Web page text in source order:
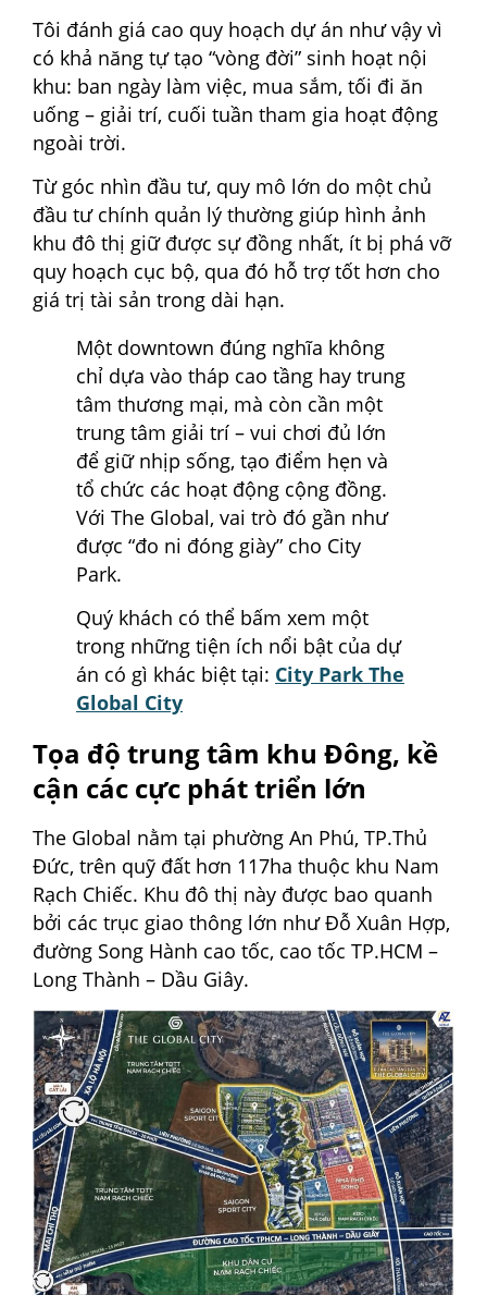
Tôi đánh giá cao quy hoạch dự án như vậy vì
có khả năng tự tạo “vòng đời” sinh hoạt nội
khu: ban ngày làm việc, mua sắm, tối đi ăn
uống – giải trí, cuối tuần tham gia hoạt động
ngoài trời.
Từ góc nhìn đầu tư, quy mô lớn do một chủ
đầu tư chính quản lý thường giúp hình ảnh
khu đô thị giữ được sự đồng nhất, ít bị phá vỡ
quy hoạch cục bộ, qua đó hỗ trợ tốt hơn cho
giá trị tài sản trong dài hạn.
Một downtown đúng nghĩa không
chỉ dựa vào tháp cao tầng hay trung
tâm thương mại, mà còn cần một
trung tâm giải trí – vui chơi đủ lớn
để giữ nhịp sống, tạo điểm hẹn và
tổ chức các hoạt động cộng đồng.
Với The Global, vai trò đó gần như
được “đo ni đóng giày” cho City
Park.
Quý khách có thể bấm xem một
trong những tiện ích nổi bật của dự
án có gì khác biệt tại: City Park The
Global City
Tọa độ trung tâm khu Đông, kề
cận các cực phát triển lớn
The Global nằm tại phường An Phú, TP.Thủ
Đức, trên quỹ đất hơn 117ha thuộc khu Nam
Rạch Chiếc. Khu đô thị này được bao quanh
bởi các trục giao thông lớn như Đỗ Xuân Hợp,
đường Song Hành cao tốc, cao tốc TP.HCM –
Long Thành – Dầu Giây.